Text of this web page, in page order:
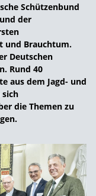
Schützenbund
der
und Brauchtum.
Deutschen
Rund 40
aus dem Jagd- und
sich
die Themen zu